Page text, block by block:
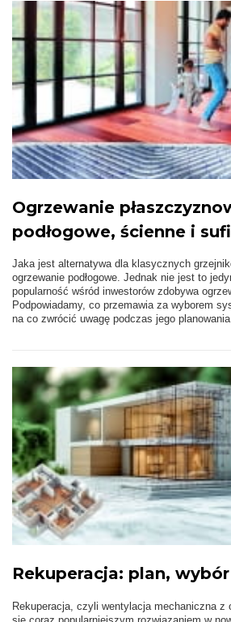
Ogrzewanie
podłogowe, ścienne i
Jaka jest alternatywa dla klasycznych
ogrzewanie podłogowe. Jednak nie jest to
popularność wśród inwestorów zdobywa
Podpowiadamy, co przemawia za wyborem
na co zwrócić uwagę podczas jego
Rekuperacja: plan,
Rekuperacja, czyli wentylacja mechaniczna z